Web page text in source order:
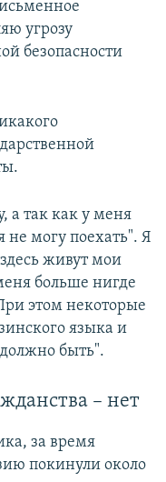
угрозу
безопасности
а так как у меня
не могу поехать". Я
живут мои
больше нигде
этом некоторые
языка и
быть".
– нет
за время
покинули около